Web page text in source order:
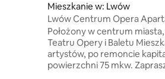
Mieszkanie w: Lwów
Lwów Centrum Opera
Space dla 1-3 75m2
Położony w centrum
Teatru Opery i Baletu Mieszkanie rodziny
artystów, po remoncie
powierzchni 75 mkw.